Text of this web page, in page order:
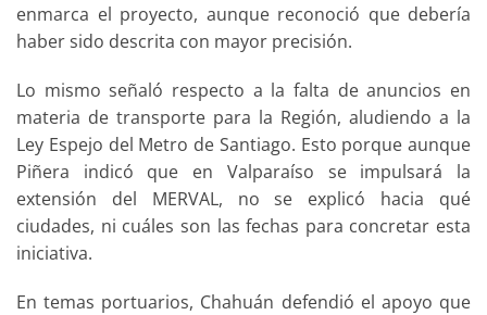
enmarca el proyecto, aunque reconoció que debería
haber sido descrita con mayor precisión.
Lo mismo señaló respecto a la falta de anuncios en
materia de transporte para la Región, aludiendo a la
Ley Espejo del Metro de Santiago. Esto porque aunque
Piñera indicó que en Valparaíso se impulsará la
extensión del MERVAL, no se explicó hacia qué
ciudades, ni cuáles son las fechas para concretar esta
iniciativa.
En temas portuarios, Chahuán defendió el apoyo que